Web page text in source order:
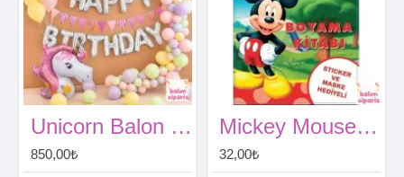
Unicorn Balon Zinciri ve Gökkuşağı Balon Seti Kendin Yap
850,00₺
Mickey Mouse Boyama Kitabı (Sticker+Maskeli)
32,00₺